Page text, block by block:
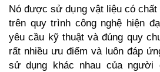
Nó được sử dụng vật liệu có
trên quy trình công nghệ hiện
yêu cầu kỹ thuật và đúng quy
rất nhiều ưu điểm và luôn đáp
sử dụng khác nhau của người